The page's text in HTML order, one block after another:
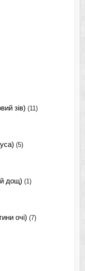
зів) (11)
(5)
дощ) (1)
очі) (7)